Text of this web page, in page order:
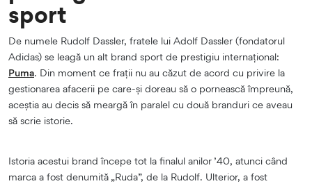
sport
De numele Rudolf Dassler, fratele lui Adolf Dassler (fondatorul
Adidas) se leagă un alt brand sport de prestigiu internațional:
Puma. Din moment ce frații nu au căzut de acord cu privire la
gestionarea afacerii pe care-și doreau să o pornească împreună,
aceștia au decis să meargă în paralel cu două branduri ce aveau
să scrie istorie.
Istoria acestui brand începe tot la finalul anilor ’40, atunci când
marca a fost denumită „Ruda”, de la Rudolf. Ulterior, a fost